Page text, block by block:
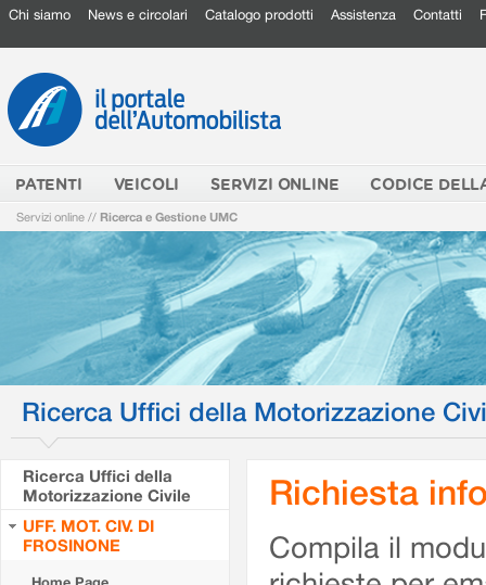
Chi siamo News e circolari Catalogo prodotti Assistenza Contatti
PATENTI VEICOLI SERVIZI ONLINE CODICE
Servizi online // Ricerca e Gestione UMC
Ricerca Uffici della Motorizzazione
Ricerca Uffici della
Motorizzazione Civile
UFF. MOT. CIV. DI
FROSINONE
Richiesta
Compila il